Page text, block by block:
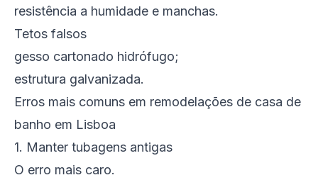
resistência a humidade e manchas.
Tetos falsos
gesso cartonado hidrófugo;
estrutura galvanizada.
Erros mais comuns em remodelações de casa de
banho em Lisboa
1. Manter tubagens antigas
O erro mais caro.